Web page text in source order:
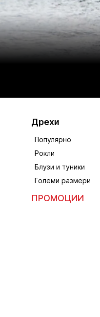
Дрехи
Популярно
Рокли
Блузи и туники
Големи размери
ПРОМОЦИИ